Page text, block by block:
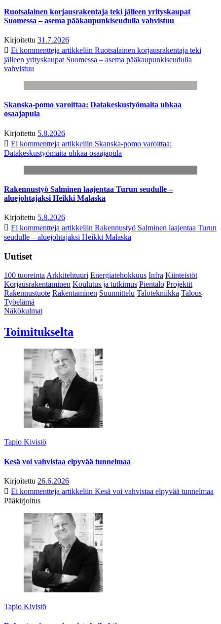
Ruotsalainen korjausrakentaja teki jälleen yrityskaupat
Suomessa – asema pääkaupunkiseudulla vahvistuu
Kirjoitettu 31.7.2026
Ei kommentteja artikkeliin Ruotsalainen korjausrakentaja teki
jälleen yrityskaupat Suomessa – asema pääkaupunkiseudulla
vahvistuu
Skanska-pomo varoittaa: Datakeskustyömaita uhkaa
osaajapula
Kirjoitettu 5.8.2026
Ei kommentteja artikkeliin Skanska-pomo varoittaa:
Datakeskustyömaita uhkaa osaajapula
Rakennustyö Salminen laajentaa Turun seudulle –
aluejohtajaksi Heikki Malaska
Kirjoitettu 5.8.2026
Ei kommentteja artikkeliin Rakennustyö Salminen laajentaa Turun
seudulle – aluejohtajaksi Heikki Malaska
Uutiset
100 tuoreintaArkkitehtuuri Energiatehokkuus Infra Kiinteistöt
Korjausrakentaminen Koulutus ja tutkimus Pientalo Projektit
Rakennustuote Rakentaminen Suunnittelu Talotekniikka Talous
Työelämä
Näkökulmat
Toimitukselta
Tapio Kivistö
Kesä voi vahvistaa elpyvää tunnelmaa
Kirjoitettu 26.6.2026
Ei kommentteja artikkeliin Kesä voi vahvistaa elpyvää tunnelmaa
Pääkirjoitus
Tapio Kivistö